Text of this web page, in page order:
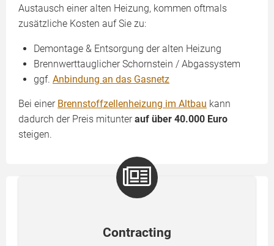
Austausch einer alten Heizung, kommen oftmals
zusätzliche Kosten auf Sie zu:
Demontage & Entsorgung der alten Heizung
Brennwerttauglicher Schornstein / Abgassystem
ggf. Anbindung an das Gasnetz
Bei einer Brennstoffzellenheizung im Altbau kann
dadurch der Preis mitunterauf über 40.000 Euro
steigen.
Contracting